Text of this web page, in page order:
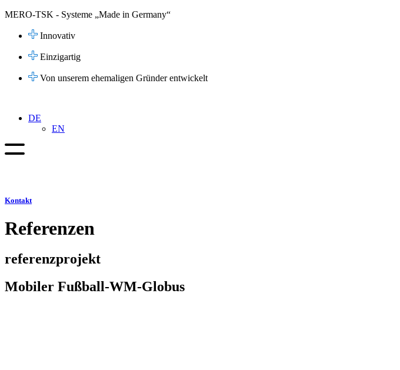
Zum
springen
MERO-TSK - Systeme „Made in Germany“
Innovativ
Einzigartig
Von unserem ehemaligen Gründer entwickelt
DE
EN
Kontakt
Referenzen
referenzprojekt
Mobiler Fußball-WM-Globus